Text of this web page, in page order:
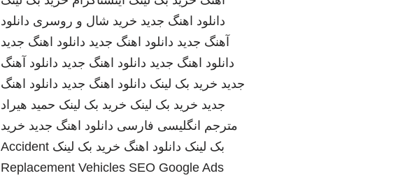
دانلود اهنگ جدید خرید شال و روسری دانلود
آهنگ جدید دانلود اهنگ جدید دانلود اهنگ جدید
دانلود اهنگ جدید دانلود اهنگ جدید دانلود آهنگ
جدید خرید بک لینک دانلود اهنگ جدید دانلود اهنگ
جدید خرید بک لینک خرید بک لینک حمید هیراد
مترجم انگلیسی فارسی دانلود اهنگ جدید خرید
بک لینک دانلود اهنگ خرید بک لینک Accident
Replacement Vehicles SEO Google Ads